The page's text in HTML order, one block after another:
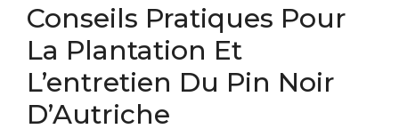
Conseils Pratiques Pour
La Plantation Et
L’entretien Du Pin Noir
D’Autriche